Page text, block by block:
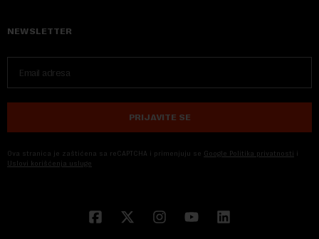
NEWSLETTER
PRIJAVITE SE
Ova stranica je zaštićena sa reCAPTCHA i primenjuju se Google Politika privatnosti i
Uslovi korišćenja usluge